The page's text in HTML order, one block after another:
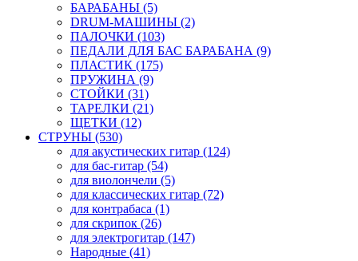
БАРАБАНЫ (5)
DRUM-МАШИНЫ (2)
ПАЛОЧКИ (103)
ПЕДАЛИ ДЛЯ БАС БАРАБАНА (9)
ПЛАСТИК (175)
ПРУЖИНА (9)
СТОЙКИ (31)
ТАРЕЛКИ (21)
ЩЕТКИ (12)
СТРУНЫ (530)
для акустических гитар (124)
для бас-гитар (54)
для виолончели (5)
для классических гитар (72)
для контрабаса (1)
для скрипок (26)
для электрогитар (147)
Народные (41)